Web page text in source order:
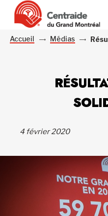
Accueil Médias
4 février 2020